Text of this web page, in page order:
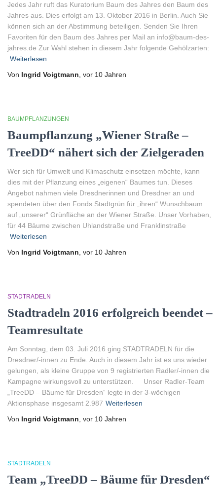
Jedes Jahr ruft das Kuratorium Baum des Jahres den Baum des
Jahres aus. Dies erfolgt am 13. Oktober 2016 in Berlin. Auch Sie
können sich an der Abstimmung beteiligen. Senden Sie Ihren
Favoriten für den Baum des Jahres per Mail an info@baum-des-
jahres.de Zur Wahl stehen in diesem Jahr folgende Gehölzarten:
Weiterlesen
Von Ingrid Voigtmann , vor 10 Jahren
BAUMPFLANZUNGEN
Baumpflanzung „Wiener Straße –
TreeDD“ nähert sich der Zielgeraden
Wer sich für Umwelt und Klimaschutz einsetzen möchte, kann
dies mit der Pflanzung eines „eigenen“ Baumes tun. Dieses
Angebot nahmen viele Dresdnerinnen und Dresdner an und
spendeten über den Fonds Stadtgrün für „ihren“ Wunschbaum
auf „unserer“ Grünfläche an der Wiener Straße. Unser Vorhaben,
für 44 Bäume zwischen Uhlandstraße und Franklinstraße
Weiterlesen
Von Ingrid Voigtmann , vor 10 Jahren
STADTRADELN
Stadtradeln 2016 erfolgreich beendet –
Teamresultate
Am Sonntag, dem 03. Juli 2016 ging STADTRADELN für die
Dresdner/-innen zu Ende. Auch in diesem Jahr ist es uns wieder
gelungen, als kleine Gruppe von 9 registrierten Radler/-innen die
Kampagne wirkungsvoll zu unterstützen. Unser Radler-Team
„TreeDD – Bäume für Dresden“ legte in der 3-wöchigen
Aktionsphase insgesamt 2.987 Weiterlesen
Von Ingrid Voigtmann , vor 10 Jahren
STADTRADELN
Team „TreeDD – Bäume für Dresden“